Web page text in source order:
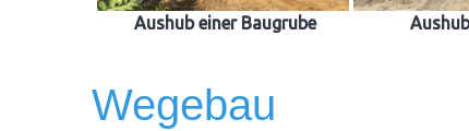
Aushub einer Baugrube
Wegebau